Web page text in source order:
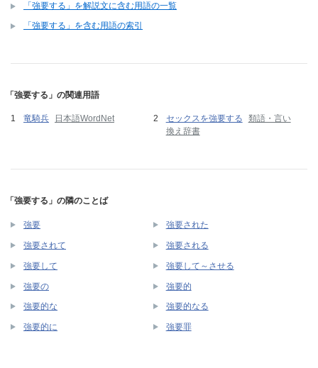
「強要する」を解説文に含む用語の一覧
「強要する」を含む用語の索引
「強要する」の関連用語
竜騎兵 日本語WordNet セックスを強要する
類語・言い
換え辞書
「強要する」の隣のことば
強要 強要された
強要されて 強要される
強要して 強要して～させる
強要の 強要的
強要的な 強要的なる
強要的に 強要罪